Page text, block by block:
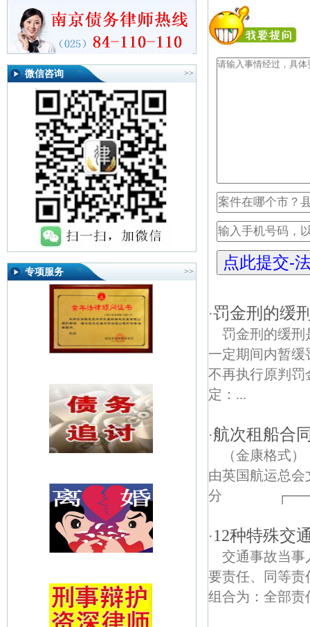
微信咨询 >>
专项服务 >>
·罚金刑的缓
罚金刑的缓刑
一定期间内暂
不再执行原判罚
定：...
·航次租船合
（金康格
由英国航运总
分
·12种特殊交
交通事故当事
要责任、同等
组合为：全部责